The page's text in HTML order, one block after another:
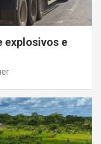
explosivos e